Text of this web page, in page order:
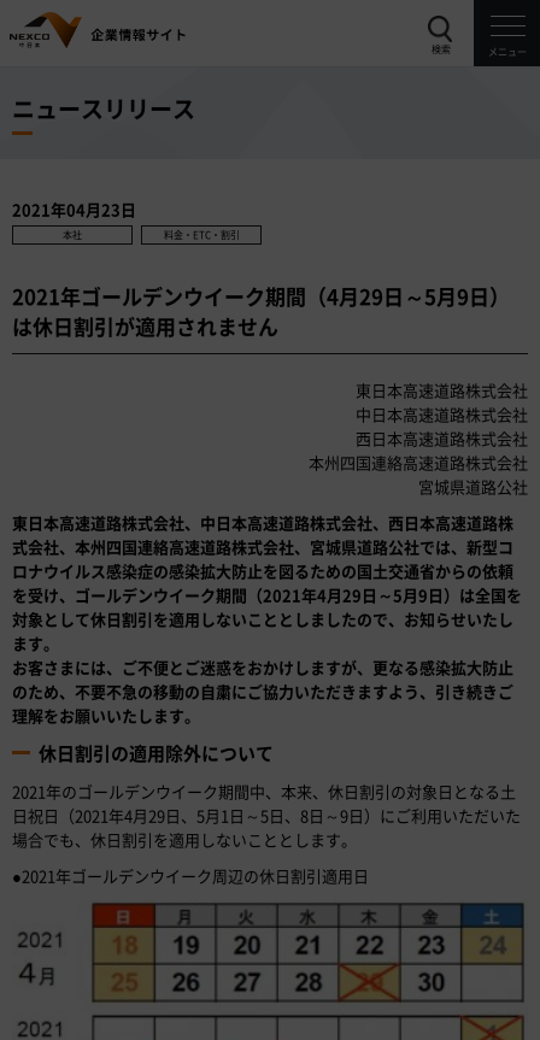
検索 メニュー
ニュースリリース
2021年04月23日
本社 料金・ETC・割引
2021年ゴールデンウイーク期間（4月29日～5月9日）
は休日割引が適用されません
東日本高速道路株式会社
中日本高速道路株式会社
西日本高速道路株式会社
本州四国連絡高速道路株式会社
宮城県道路公社
東日本高速道路株式会社、中日本高速道路株式会社、西日本高速道路株
式会社、本州四国連絡高速道路株式会社、宮城県道路公社では、新型コ
ロナウイルス感染症の感染拡大防止を図るための国土交通省からの依頼
を受け、ゴールデンウイーク期間（2021年4月29日～5月9日）は全国を
対象として休日割引を適用しないこととしましたので、お知らせいたし
ます。
お客さまには、ご不便とご迷惑をおかけしますが、更なる感染拡大防止
のため、不要不急の移動の自粛にご協力いただきますよう、引き続きご
理解をお願いいたします。
休日割引の適用除外について
2021年のゴールデンウイーク期間中、本来、休日割引の対象日となる土
日祝日（2021年4月29日、5月1日～5日、8日～9日）にご利用いただいた
場合でも、休日割引を適用しないこととします。
●2021年ゴールデンウイーク周辺の休日割引適用日